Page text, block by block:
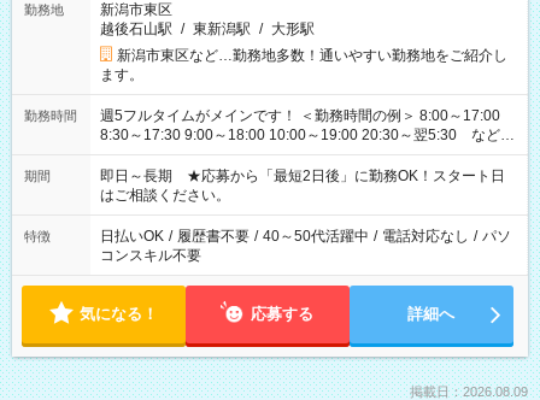
勤務地
新潟市東区
越後石山駅 / 東新潟駅 / 大形駅
新潟市東区など…勤務地多数！通いやすい勤務地をご紹介し
ます。
勤務時間
週5フルタイムがメインです！ ＜勤務時間の例＞ 8:00～17:00
8:30～17:30 9:00～18:00 10:00～19:00 20:30～翌5:30 など ★
その他にも勤務時間多数！ 日勤のみ、残業なし、交替制など
ご希望を教えてください！
期間
即日～長期 ★応募から「最短2日後」に勤務OK！スタート日
はご相談ください。
特徴 日払いOK / 履歴書不要 / 40～50代活躍中 / 電話対応なし / パソ
コンスキル不要
気になる！ 応募する 詳細へ
掲載日：2026.08.09